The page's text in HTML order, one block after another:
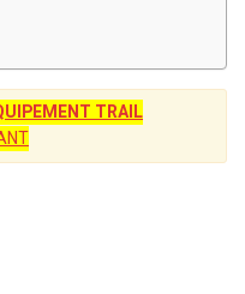
TRAIL